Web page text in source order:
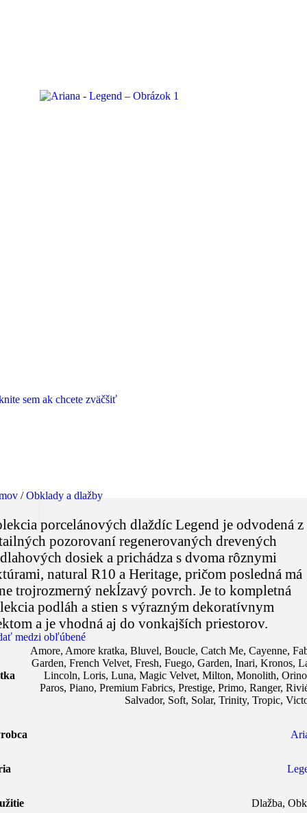
sem ak chcete zväčšiť
/ Obklady a dlažby
porcelánových dlaždíc Legend je odvodená z
pozorovaní regenerovaných drevených
dosiek a prichádza s dvoma rôznymi
natural R10 a Heritage, pričom posledná má
trojrozmerný nekĺzavý povrch. Je to kompletná
podláh a stien s výrazným dekoratívnym
a je vhodná aj do vonkajších priestorov.
medzi obľúbené
Amore, Amore kratka, Bluvel, Boucle, Catch Me, Cayenne,
Garden, French Velvet, Fresh, Fuego, Garden, Inari, Kronos,
Lincoln, Loris, Luna, Magic Velvet, Milton, Monolith,
Paros, Piano, Premium Fabrics, Prestige, Primo, Ranger,
Salvador, Soft, Solar, Trinity, Tropic,
Dlažba,